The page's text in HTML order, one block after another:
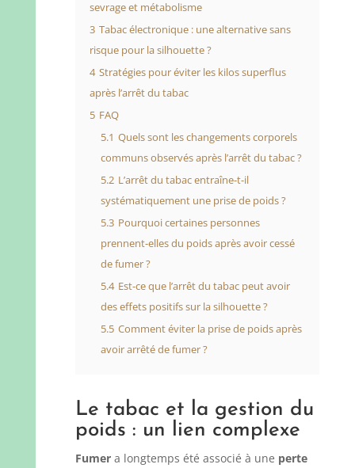
sevrage et métabolisme
3 Tabac électronique : une alternative sans
risque pour la silhouette ?
4 Stratégies pour éviter les kilos superflus
après l’arrêt du tabac
5 FAQ
5.1 Quels sont les changements corporels
communs observés après l’arrêt du tabac ?
5.2 L’arrêt du tabac entraîne-t-il
systématiquement une prise de poids ?
5.3 Pourquoi certaines personnes
prennent-elles du poids après avoir cessé
de fumer ?
5.4 Est-ce que l’arrêt du tabac peut avoir
des effets positifs sur la silhouette ?
5.5 Comment éviter la prise de poids après
avoir arrêté de fumer ?
Le tabac et la gestion du
poids : un lien complexe
Fumera longtemps été associé à une perte